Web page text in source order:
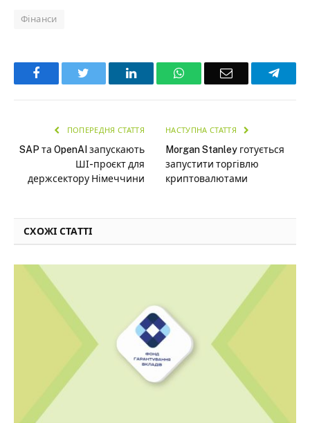
Фінанси
Facebook LinkedInWhatsAppEmail
ПОПЕРЕДНЯ СТАТТЯ
SAP та OpenAI запускають
ШІ-проєкт для
держсектору Німеччини
НАСТУПНА СТАТТЯ
Morgan Stanley готується
запустити торгівлю
криптовалютами
СХОЖІ СТАТТІ